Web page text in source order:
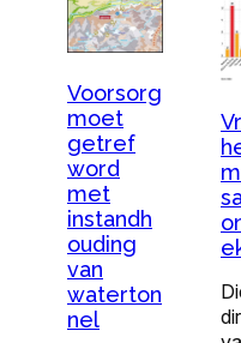
Voorsorg
moet
getref
word
met
instandh
ouding
van
waterton
nel